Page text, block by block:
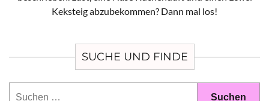
Keksteig abzubekommen? Dann mal los!
SUCHE UND FINDE